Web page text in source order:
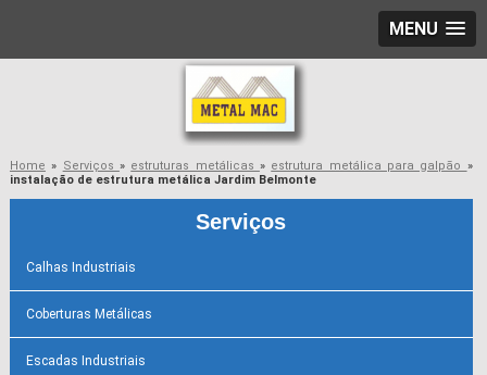
MENU
Home » Serviços » estruturas metálicas » estrutura metálica para galpão »
instalação de estrutura metálica Jardim Belmonte
Serviços
Calhas Industriais
Coberturas Metálicas
Escadas Industriais